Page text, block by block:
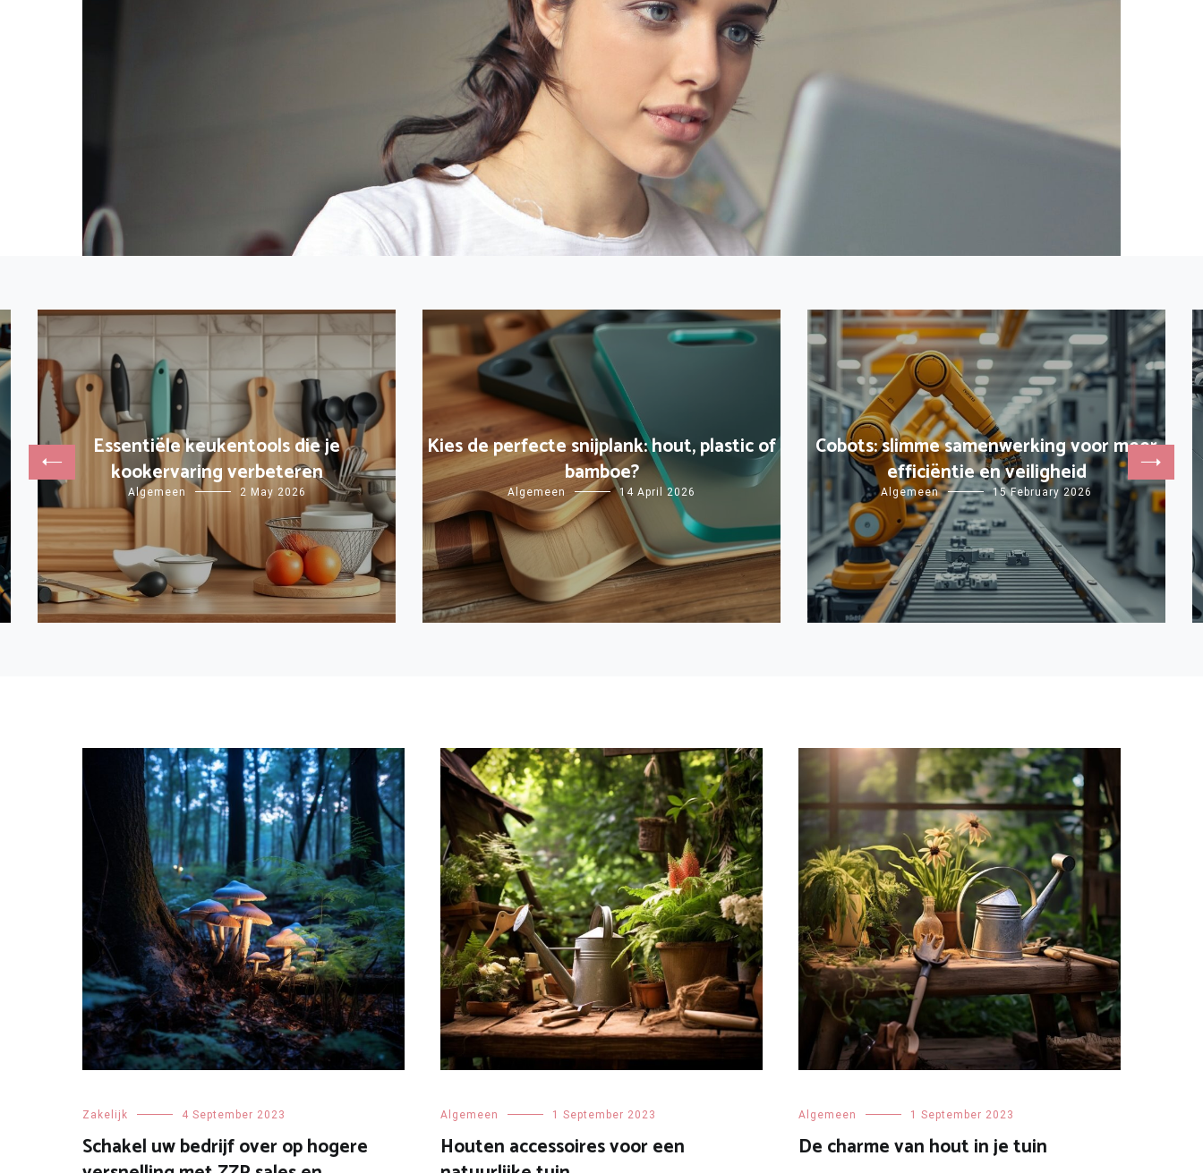
Essentiële keukentools die je
kookervaring verbeteren
Algemeen 2 May 2026
Kies de perfecte snijplank: hout, plastic of
bamboe?
Algemeen 14 April 2026
Cobots: slimme samenwerking voor meer
efficiëntie en veiligheid
Algemeen 15 February 2026
Zakelijk 4 September 2023
Schakel uw bedrijf over op hogere
Algemeen 1 September 2023
Houten accessoires voor een
Algemeen 1 September 2023
De charme van hout in je tuin